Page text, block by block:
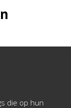
die op hun